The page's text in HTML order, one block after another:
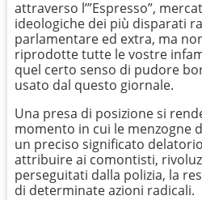
attraverso l’”Espresso”,
ideologiche dei più disparati
parlamentare ed extra, ma
riprodotte tutte le vostre
quel certo senso di pudore
usato dal questo giornale.
Una presa di posizione si
momento in cui le menzogne
un preciso significato
attribuire ai comontisti,
perseguitati dalla polizia, la
di determinate azioni radicali.